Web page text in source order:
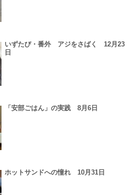
いずたび・番外 アジをさばく 12月23
日
「安部ごはん」の実践 8月6日
ホットサンドへの憧れ 10月31日